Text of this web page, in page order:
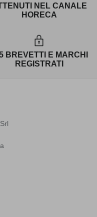
NEL CANALE
HORECA
BREVETTI E MARCHI
REGISTRATI